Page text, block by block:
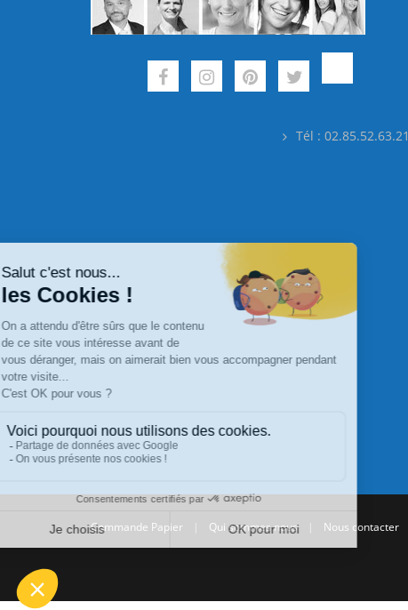
Tél : 02.85.52.63.21
Commande Papier Qui sommes nous Nous contacter